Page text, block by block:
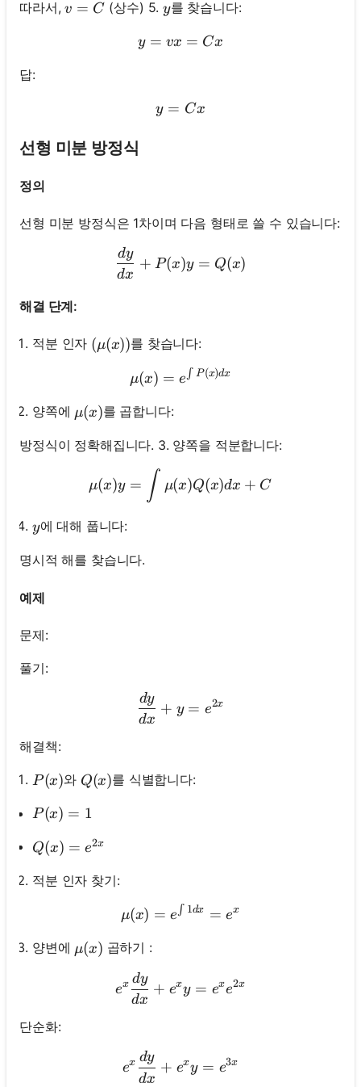
문
습
번
질
하
따라서,v=C
v = C (상수) 5.y
y를 찾습니다:
y=v x=C x
y = vx = Cx
답:
y=C x
y = Cx
선형 미분 방정식
정의
선형 미분 방정식은 1차이며 다음 형태로 쓸 수 있습니다:
\frac{d y}{d x}+P(x)
dx
dy
+ P(x)y = Q(x)
해결 단계:
적분 인자 (\mu(x))
(μ(x))를 찾습니다:
\mu(x)=e^{\int P(x) d x}
μ(x) = e ∫ P(x)dx
양쪽에 \mu(x)
μ(x)를 곱합니다:
방정식이 정확해집니다. 3. 양쪽을 적분합니다:
\mu(x) y=\int \mu(x)
μ(x)y = ∫ μ(x)Q(x)dx + C
y
y에 대해 풉니다:
명시적 해를 찾습니다.
예제
문제:
풀기:
\frac{d y}{d x}+y=e^{2
dx
dy
+ y = e2x
해결책:
P(x)
P(x)와 Q(x)
Q(x)를 식별합니다:
P(x)=1
P(x) = 1
Q(x)=e^{2 x}
Q(x) = e2x
적분 인자 찾기:
\mu(x)=e^{\int 1 d
μ(x) = e ∫ 1dx = ex
양변에 \mu(x)
μ(x) 곱하기 :
e^x \frac{d y}{d x}+e^x
ex
dx
dy
+ exy = exe2x
단순화:
e^x \frac{d y}{d x}+e^x
ex
dx
dy
+ exy = e3x